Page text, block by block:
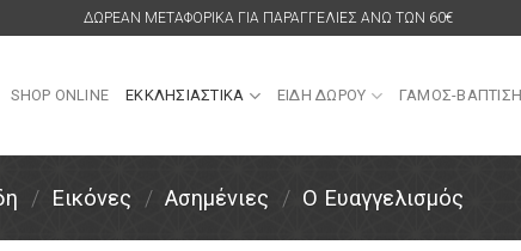
ΔΩΡΕΑΝ ΜΕΤΑΦΟΡΙΚΑ ΓΙΑ ΠΑΡΑΓΓΕΛΙΕΣ ΑΝΩ ΤΩΝ 60€
SHOP ONLINE ΕΚΚΛΗΣΙΑΣΤΙΚΑ ΕΙΔΗ ΔΩΡΟΥ ΓΑΜΟΣ-ΒΑΠΤΙΣΗ
/ Εικόνες / Ασημένιες / Ο Ευαγγελισμός